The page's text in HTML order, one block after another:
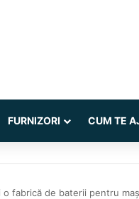
FURNIZORI CUM TE
o fabrică de baterii pentru